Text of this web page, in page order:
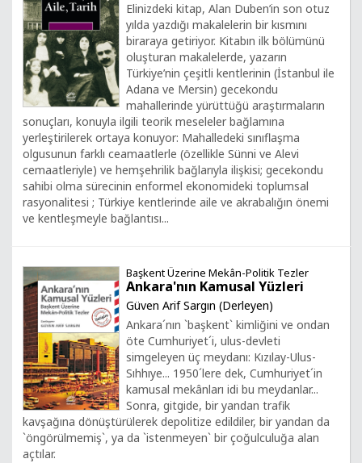
Elinizdeki kitap, Alan Duben’in son otuz
yılda yazdığı makalelerin bir kısmını
biraraya getiriyor. Kitabın ilk bölümünü
oluşturan makalelerde, yazarın
Türkiye’nin çeşitli kentlerinin (İstanbul ile
Adana ve Mersin) gecekondu
mahallerinde yürüttüğü araştırmaların
sonuçları, konuyla ilgili teorik meseleler bağlamına
yerleştirilerek ortaya konuyor: Mahalledeki sınıflaşma
olgusunun farklı ceamaatlerle (özellikle Sünni ve Alevi
cemaatleriyle) ve hemşehrilik bağlarıyla ilişkisi; gecekondu
sahibi olma sürecinin enformel ekonomideki toplumsal
rasyonalitesi ; Türkiye kentlerinde aile ve akrabalığın önemi
ve kentleşmeyle bağlantısı...
Başkent Üzerine Mekân-Politik Tezler
Ankara'nın Kamusal Yüzleri
Güven Arif Sargın (Derleyen)
Ankara´nın `başkent` kimliğini ve ondan
öte Cumhuriyet´i, ulus-devleti
simgeleyen üç meydanı: Kızılay-Ulus-
Sıhhıye... 1950´lere dek, Cumhuriyet´in
kamusal mekânları idi bu meydanlar...
Sonra, gitgide, bir yandan trafik
kavşağına dönüştürülerek depolitize edildiler, bir yandan da
`öngörülmemiş`, ya da `istenmeyen` bir çoğulculuğa alan
açtılar.